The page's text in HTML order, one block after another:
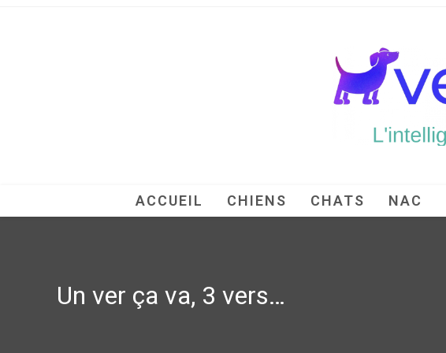
ACCUEIL CHIENS CHATS NAC
Un ver ça va, 3 vers…